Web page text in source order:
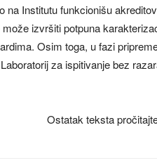
na Institutu funkcionišu
izvršiti potpuna
Osim toga, u fazi
za ispitivanje bez
Ostatak teksta